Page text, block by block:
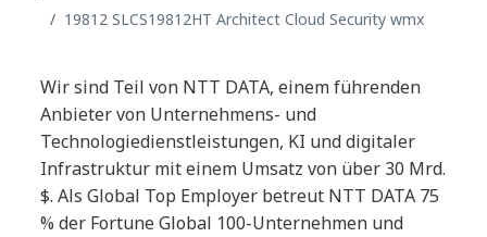
19812 SLCS19812HT Architect Cloud Security wmx
Wir sind Teil von NTT DATA, einem führenden
Anbieter von Unternehmens- und
Technologiedienstleistungen, KI und digitaler
Infrastruktur mit einem Umsatz von über 30 Mrd.
$. Als Global Top Employer betreut NTT DATA 75
% der Fortune Global 100-Unternehmen und